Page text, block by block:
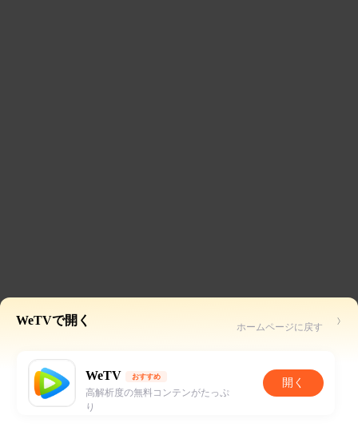
WeTVで開く ホームページに戻す
WeTV おすすめ
高解析度の無料コンテンがたっぷ
り
開く